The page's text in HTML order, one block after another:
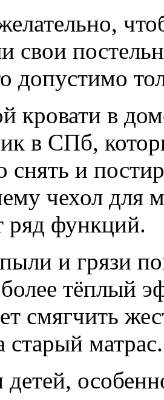
свои
допустимо
кровати в
в СПб,
снять и
чехол для
ряд функций.
и грязи
более тёплый
смягчить
старый матрас.
детей,